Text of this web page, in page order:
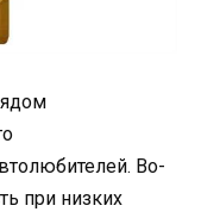
Во-
при низких